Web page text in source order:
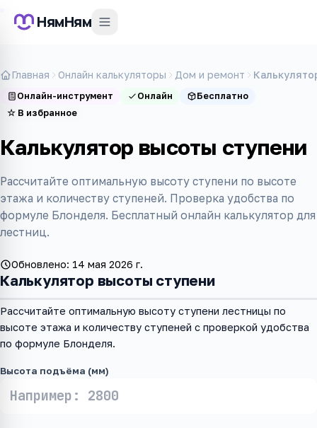
НямНям
Главная Онлайн калькуляторы Дом и ремонт
Онлайн-инструмент Онлайн
Бесплатно
☆ В избранное
Калькулятор высоты ступени
Рассчитайте оптимальную высоту ступени по высоте
этажа и количеству ступеней. Проверка удобства по
формуле Блонделя. Бесплатный онлайн калькулятор для
лестниц.
Обновлено: 14 мая 2026 г.
Калькулятор высоты ступени
Рассчитайте оптимальную высоту ступени лестницы по
высоте этажа и количеству ступеней с проверкой удобства
по формуле Блонделя.
Высота подъёма (мм)